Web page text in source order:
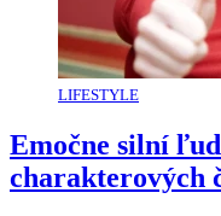
LIFESTYLE
Emočne silní
charakterových